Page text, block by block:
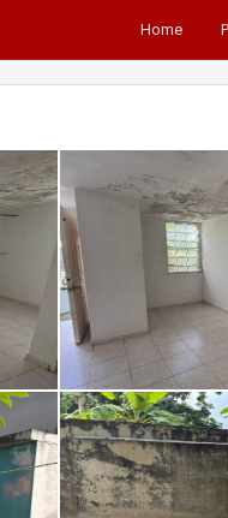
Home